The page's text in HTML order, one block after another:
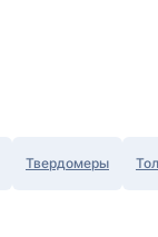
Твердомеры